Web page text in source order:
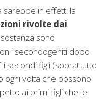
sarebbe in effetti la
rivolte dai
sono
i secondogeniti dopo
i secondi figli (soprattutto
volta che possono
ai primi figli che le